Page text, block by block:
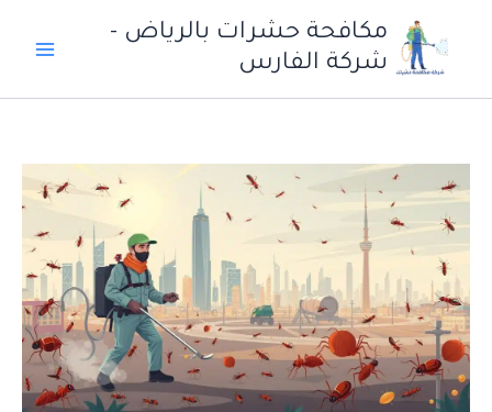
مكافحة حشرات بالرياض -
شركة الفارس